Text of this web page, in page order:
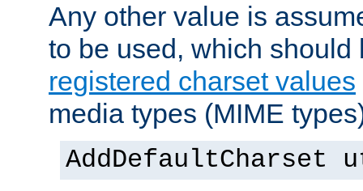
Any other value is
to be used, which
registered charset values
media types (MIME
AddDefaultCharset